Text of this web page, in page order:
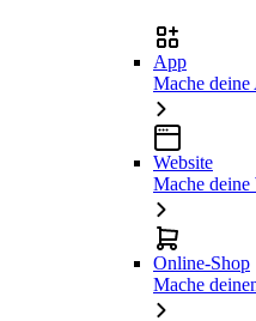
App
Mache deine
Website
Mache deine
Online-Shop
Mache